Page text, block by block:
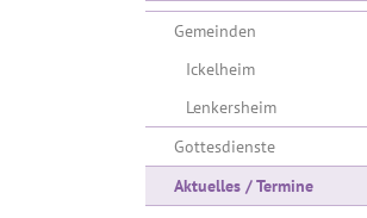
Gemeinden
Ickelheim
Lenkersheim
Gottesdienste
Aktuelles / Termine(current)